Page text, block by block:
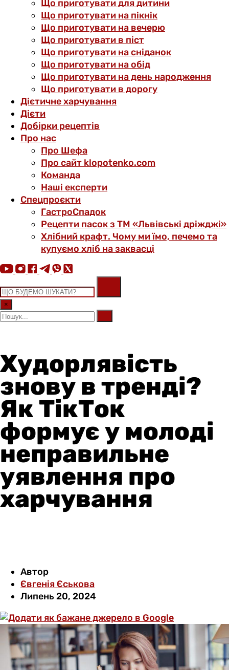
Що приготувати для дитини
Що приготувати на пікнік
Що приготувати на вечерю
Що приготувати в піст
Що приготувати на сніданок
Що приготувати на обід
Що приготувати на день народження
Що приготувати в дорогу
Дієтичне харчування
Дієти
Добірки рецептів
Про нас
Про Шефа
Про сайт klopotenko.com
Команда
Наші експерти
Спецпроєкти
ГастроСпадок
Рецепти пасок з ТМ «Львівські дріжджі»
Хлібний крафт. Чому ми їмо, печемо та
купуємо хліб на заквасці
×
Худорлявість
знову в тренді?
Як ТікТок
формує у молоді
неправильне
уявлення про
харчування
Автор
Євгенія Єськова
Липень 20, 2024